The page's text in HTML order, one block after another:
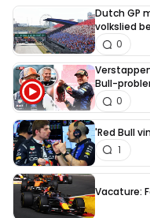
Dutch GP
volkslied
0
Bull-
0
'Red Bull
1
Vacature: